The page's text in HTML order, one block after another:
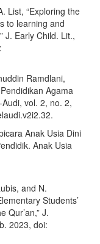
List, “Exploring the
to learning and
J. Early Child. Lit.,
Ramdlani,
Agama
vol. 2, no. 2,
Anak Usia Dini
Anak Usia
and N.
Students’
Qur’an,” J.
2023, doi: